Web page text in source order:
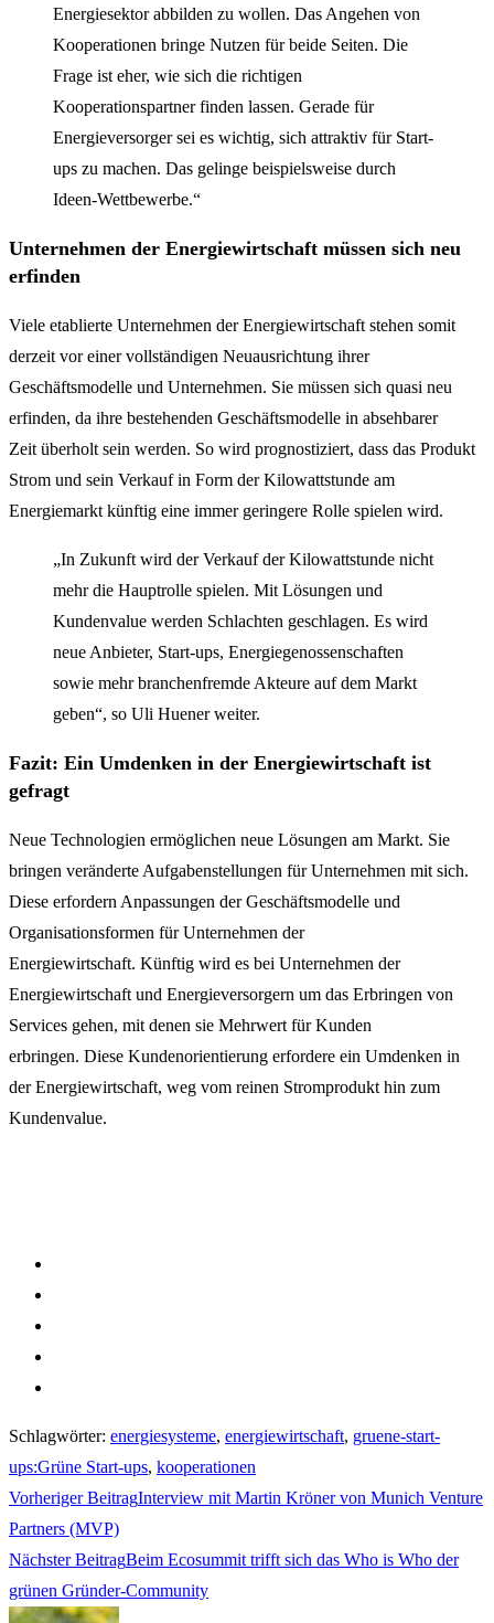
Energiesektor abbilden zu wollen. Das Angehen von
Kooperationen bringe Nutzen für beide Seiten. Die
Frage ist eher, wie sich die richtigen
Kooperationspartner finden lassen. Gerade für
Energieversorger sei es wichtig, sich attraktiv für Start-
ups zu machen. Das gelinge beispielsweise durch
Ideen-Wettbewerbe.“
Unternehmen der Energiewirtschaft müssen sich neu
erfinden
Viele etablierte Unternehmen der Energiewirtschaft stehen somit
derzeit vor einer vollständigen Neuausrichtung ihrer
Geschäftsmodelle und Unternehmen. Sie müssen sich quasi neu
erfinden, da ihre bestehenden Geschäftsmodelle in absehbarer
Zeit überholt sein werden. So wird prognostiziert, dass das Produkt
Strom und sein Verkauf in Form der Kilowattstunde am
Energiemarkt künftig eine immer geringere Rolle spielen wird.
„In Zukunft wird der Verkauf der Kilowattstunde nicht
mehr die Hauptrolle spielen. Mit Lösungen und
Kundenvalue werden Schlachten geschlagen. Es wird
neue Anbieter, Start-ups, Energiegenossenschaften
sowie mehr branchenfremde Akteure auf dem Markt
geben“, so Uli Huener weiter.
Fazit: Ein Umdenken in der Energiewirtschaft ist
gefragt
Neue Technologien ermöglichen neue Lösungen am Markt. Sie
bringen veränderte Aufgabenstellungen für Unternehmen mit sich.
Diese erfordern Anpassungen der Geschäftsmodelle und
Organisationsformen für Unternehmen der
Energiewirtschaft. Künftig wird es bei Unternehmen der
Energiewirtschaft und Energieversorgern um das Erbringen von
Services gehen, mit denen sie Mehrwert für Kunden
erbringen. Diese Kundenorientierung erfordere ein Umdenken in
der Energiewirtschaft, weg vom reinen Stromprodukt hin zum
Kundenvalue.
Schlagwörter: energiesysteme, energiewirtschaft, gruene-start-
ups:Grüne Start-ups, kooperationen
Weitere
Artikel
ansehen
Vorheriger BeitragInterview mit Martin Kröner von Munich Venture
Partners (MVP)
Nächster BeitragBeim Ecosummit trifft sich das Who is Who der
grünen Gründer-Community